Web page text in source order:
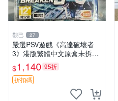
觀己 27
嚴選PSV遊戲《高達破壞者
3》港版繁體中文原盒未拆封
高達破壞者3 PSV 港版 繁中
$1,140 95折
折扣碼